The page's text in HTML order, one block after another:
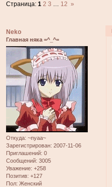
Страница:1 2 3 … 12 »
Neko
Главная няка =^_^=
Откуда: ~nyaa~
Зарегистрирован: 2007-11-06
Приглашений: 0
Сообщений: 3005
Уважение: +258
Позитив: +127
Пол: Женский